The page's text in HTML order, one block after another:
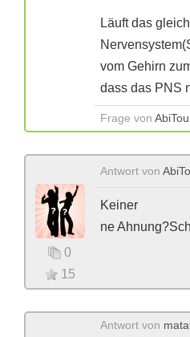
Läuft das
vom Gehirn
dass das PNS
Frage von
0
15
Antwort von
Keiner
ne
Antwort von